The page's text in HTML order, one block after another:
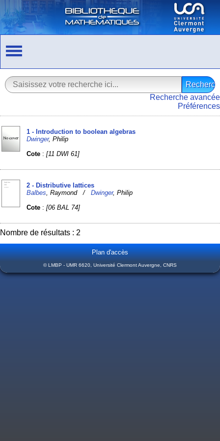
Recherche avancée
Préférences
1 - Introduction to boolean algebras
Dwinger, Philip
Cote :[11 DWI 61]
2 - Distributive lattices
Balbes , Raymond /Dwinger, Philip
Cote :[06 BAL 74]
Nombre de résultats : 2
Plan d'accès
© LMBP - UMR 6620, Université Clermont Auvergne, CNRS